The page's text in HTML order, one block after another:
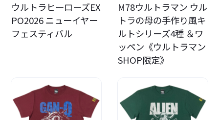
ウルトラヒーローズEX
PO2026 ニューイヤー
フェスティバル
M78ウルトラマン ウル
トラの母の手作り風キ
ルトシリーズ4種 ＆ワ
ッペン《ウルトラマン
SHOP限定》